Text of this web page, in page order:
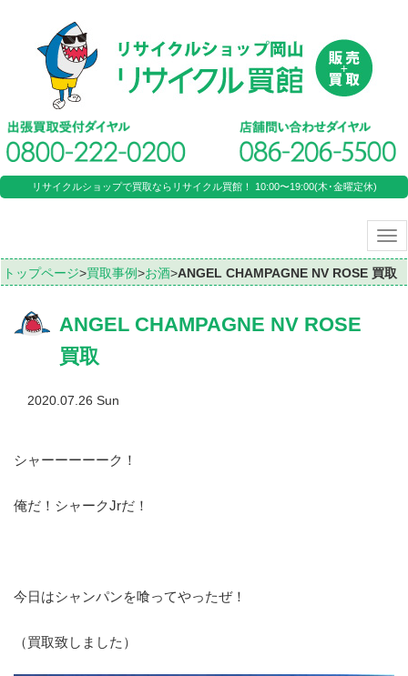
リサイクルショップで買取ならリサイクル買館！ 10:00〜19:00(木･金曜定休)
トップページ>買取事例>お酒>ANGEL CHAMPAGNE NV ROSE 買取
ANGEL CHAMPAGNE NV ROSE
買取
2020.07.26 Sun
シャーーーーーク！
俺だ！シャークJrだ！
今日はシャンパンを喰ってやったぜ！
（買取致しました）